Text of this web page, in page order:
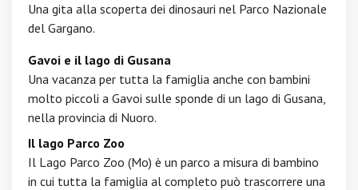
Una gita alla scoperta dei dinosauri nel Parco Nazionale
del Gargano.
Gavoi e il lago di Gusana
Una vacanza per tutta la famiglia anche con bambini
molto piccoli a Gavoi sulle sponde di un lago di Gusana,
nella provincia di Nuoro.
Il lago Parco Zoo
Il Lago Parco Zoo (Mo) è un parco a misura di bambino
in cui tutta la famiglia al completo può trascorrere una